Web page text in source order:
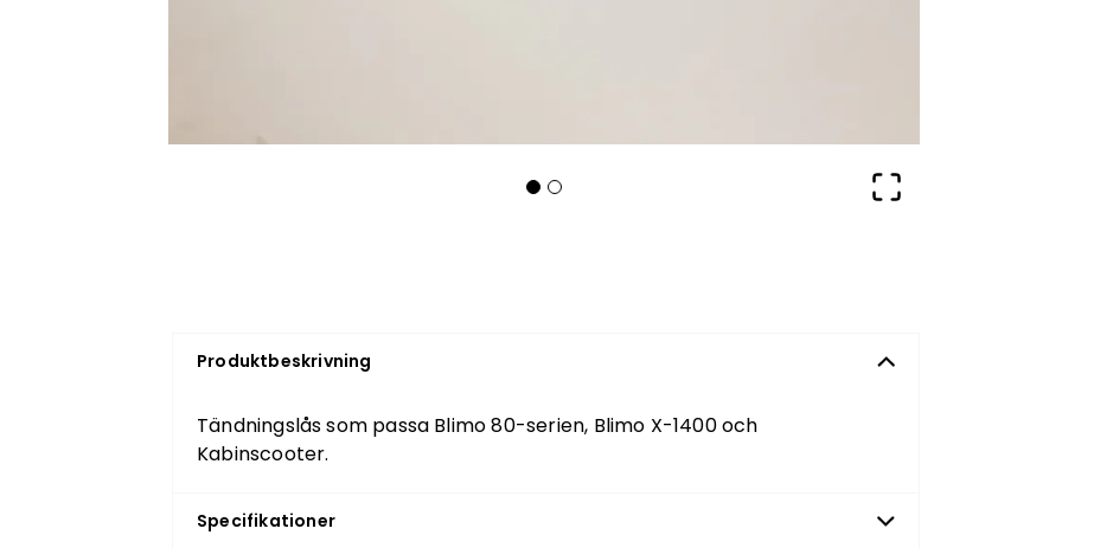
Produktbeskrivning
Tändningslås som passa Blimo 80-serien, Blimo X-1400 och
Kabinscooter.
Specifikationer